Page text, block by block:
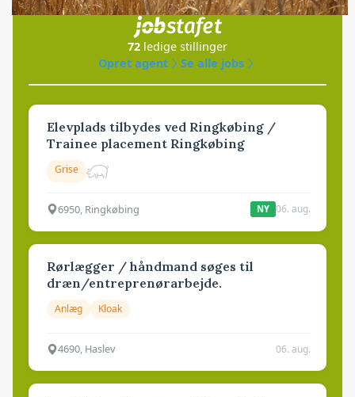
i samarbejde med
72 ledige stillinger
Opret agent
Se alle jobs
Elevplads tilbydes ved Ringkøbing /
Trainee placement Ringkøbing
Grise
6950, Ringkøbing NY 06. aug.
Rørlægger / håndmand søges til
dræn/entreprenørarbejde.
Anlæg Kloak
4690, Haslev 06. aug.